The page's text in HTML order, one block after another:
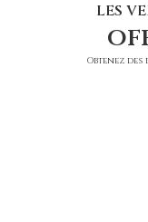
LES
Obtenez